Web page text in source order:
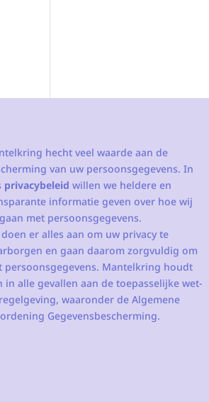
hecht veel waarde aan de
van uw persoonsgegevens. In
privacybeleid willen we heldere en
informatie geven over hoe wij
met persoonsgegevens.
er alles aan om uw privacy te
en gaan daarom zorgvuldig om
persoonsgegevens. Mantelkring houdt
in alle gevallen aan de toepasselijke wet-
waaronder de Algemene
Gegevensbescherming.